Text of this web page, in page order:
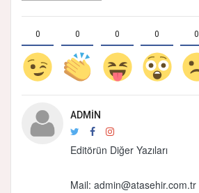
0 0 0 0 0
ADMIN
Editörün Diğer Yazıları
Mail: admin@atasehir.com.tr